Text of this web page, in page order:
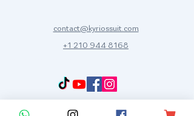
contact@kyriossuit.com
+1 210 944 8168